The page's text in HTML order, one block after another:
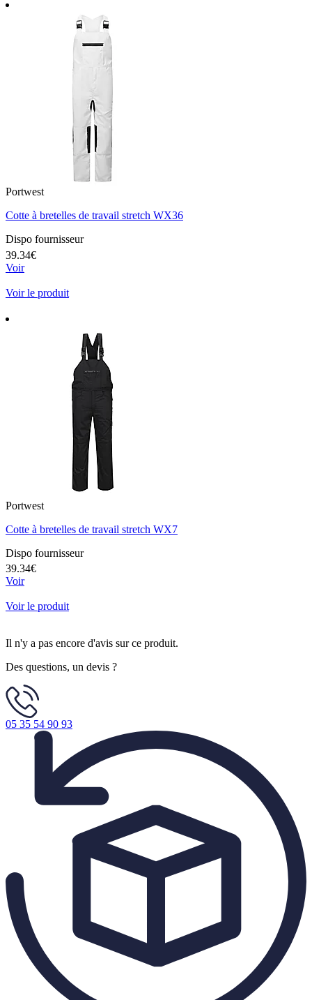
Portwest
Cotte à bretelles de travail stretch WX36
Dispo fournisseur
39.34€
Voir
Voir le produit
Portwest
Cotte à bretelles de travail stretch WX7
Dispo fournisseur
39.34€
Voir
Voir le produit
Il n'y a pas encore d'avis sur ce produit.
Des questions, un devis ?
05 35 54 90 93